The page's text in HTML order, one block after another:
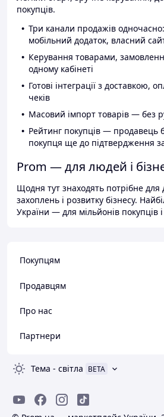
покупців.
Три канали продажів
мобільний додаток, власний
Керування товарами,
одному кабінеті
Готові інтеграції з доставкою,
чеків
Масовий імпорт товарів — без
Рейтинг покупців — продавець
покупця ще до підтвердження
Prom — для людей і
Щодня тут знаходять потрібне для
захоплень і розвитку бізнесу.
України — для мільйонів покупців
Покупцям
Продавцям
Про нас
Партнери
Тема - світла BETA